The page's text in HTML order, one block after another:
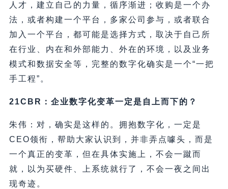
人才，建立自己的力量，循序渐进；收购是一个办
法，或者构建一个平台，多家公司参与，或者联合
加入一个平台，都可能是选择方式，取决于自己所
在行业、内在和外部能力、外在的环境，以及业务
模式和数据安全等，完整的数字化确实是一个“一把
手工程”。
21CBR：企业数字化变革一定是自上而下的？
朱伟：对，确实是这样的。拥抱数字化，一定是
CEO领衔，帮助大家认识到，并非弄点噱头，而是
一个真正的变革，但在具体实施上，不会一蹴而
就，以为买硬件、上系统就行了，不会一夜之间出
现奇迹。